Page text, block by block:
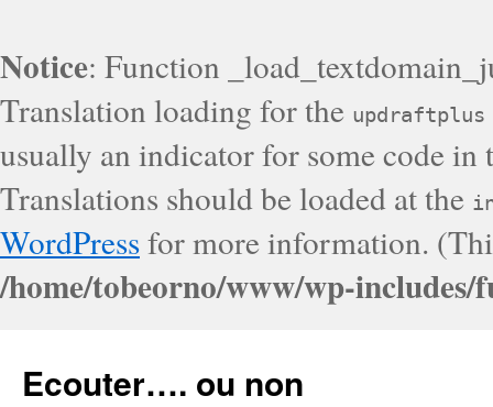
Notice: Function
Translation loading for the updraftplus
usually an indicator for some code
Translations should be loaded at the
WordPressfor more information.
/home/tobeorno/www/wp-includes/
Ecouter…. ou non